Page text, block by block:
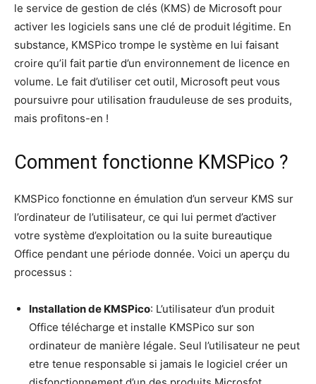
le service de gestion de clés (KMS) de Microsoft pour
activer les logiciels sans une clé de produit légitime. En
substance, KMSPico trompe le système en lui faisant
croire qu’il fait partie d’un environnement de licence en
volume. Le fait d’utiliser cet outil, Microsoft peut vous
poursuivre pour utilisation frauduleuse de ses produits,
mais profitons-en !
Comment fonctionne KMSPico ?
KMSPico fonctionne en émulation d’un serveur KMS sur
l’ordinateur de l’utilisateur, ce qui lui permet d’activer
votre système d’exploitation ou la suite bureautique
Office pendant une période donnée. Voici un aperçu du
processus :
Installation de KMSPico: L’utilisateur d’un produit
Office télécharge et installe KMSPico sur son
ordinateur de manière légale. Seul l’utilisateur ne peut
etre tenue responsable si jamais le logiciel créer un